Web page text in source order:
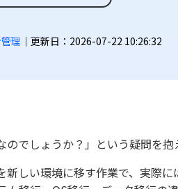
理 ｜更新日：2026-07-22 10:26:32
でしょうか？」という疑問を抱
しい環境に移す作業で、実際